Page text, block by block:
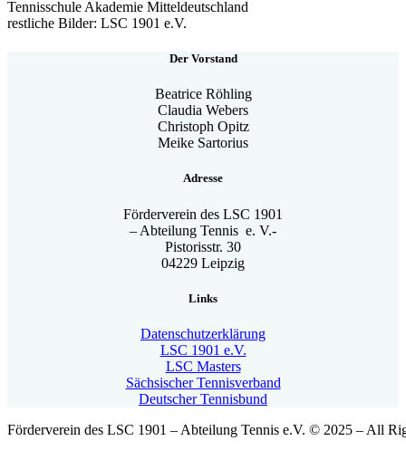
Tennisschule Akademie Mitteldeutschland
restliche Bilder: LSC 1901 e.V.
Der Vorstand
Beatrice Röhling
Claudia Webers
Christoph Opitz
Meike Sartorius
Adresse
Förderverein des LSC 1901
– Abteilung Tennis e. V.-
Pistorisstr. 30
04229 Leipzig
Links
Datenschutzerklärung
LSC 1901 e.V.
LSC Masters
Sächsischer Tennisverband
Deutscher Tennisbund
Förderverein des LSC 1901 – Abteilung Tennis e.V. © 2025 – All